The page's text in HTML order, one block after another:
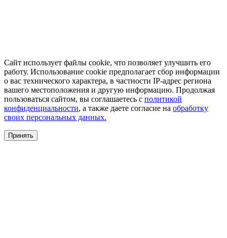
Сайт использует файлы cookie, что позволяет улучшить его
работу. Использование cookie предполагает сбор информации
о вас технического характера, в частности IP-адрес региона
вашего местоположения и другую информацию. Продолжая
пользоваться сайтом, вы соглашаетесь с политикой
конфиденциальности, а также даете согласие на обработку
своих персональных данных.
Принять